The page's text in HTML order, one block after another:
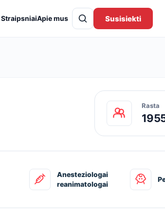
StraipsniaiApie mus Susisiekti
Rasta
Anesteziologai
reanimatologai